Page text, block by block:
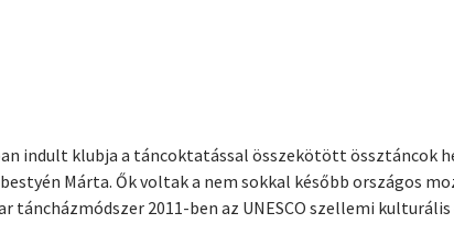
indult klubja a táncoktatással összekötött össztáncok
Márta. Ők voltak a nem sokkal később országos
táncházmódszer 2011-ben az UNESCO szellemi